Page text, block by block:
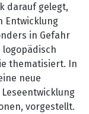
darauf gelegt,
Entwicklung
in Gefahr
logopädisch
thematisiert. In
neue
vorgestellt.